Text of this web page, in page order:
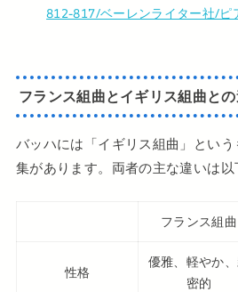
812-817/ベーレンライター社/ピ
フランス組曲とイギリス組曲との
バッハには「イギリス組曲」とい
集があります。両者の主な違いは以
フランス組曲
性格
優雅、軽やか
密的